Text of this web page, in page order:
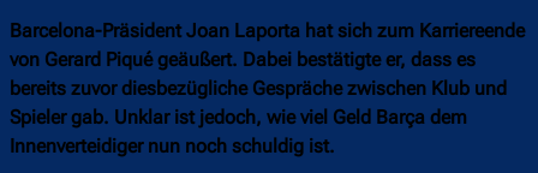
Barcelona-Präsident Joan Laporta hat sich zum Karriereende
von Gerard Piqué geäußert. Dabei bestätigte er, dass es
bereits zuvor diesbezügliche Gespräche zwischen Klub und
Spieler gab. Unklar ist jedoch, wie viel Geld Barça dem
Innenverteidiger nun noch schuldig ist.